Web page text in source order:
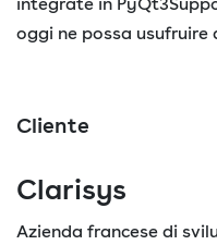
integrate in
oggi ne possa
Cliente
Clarisys
Azienda francese di